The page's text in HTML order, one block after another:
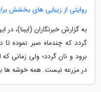
روایتی از زیبایی های بخشش
به گزارش خبرنگاران (ایبنا)،
گردد که چندماه صبر نموده
برود و نان گردد؛ ولی زمانی
در مزرعه نیست. همه خوشه ها